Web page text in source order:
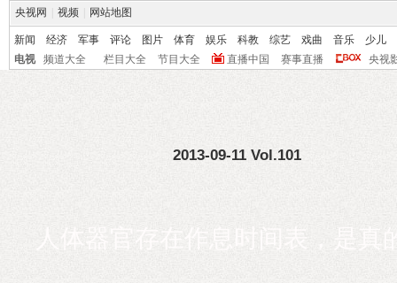
央视网 视频 网站地图
新闻 经济 军事 评论 图片 体育 娱乐 科教 综艺 戏曲 音乐
少儿
电视
频道大全 栏目大全 节目大全 直播中国 赛事直播 央视
2013-09-11 Vol.101
人体器官存在作息时间表，是真